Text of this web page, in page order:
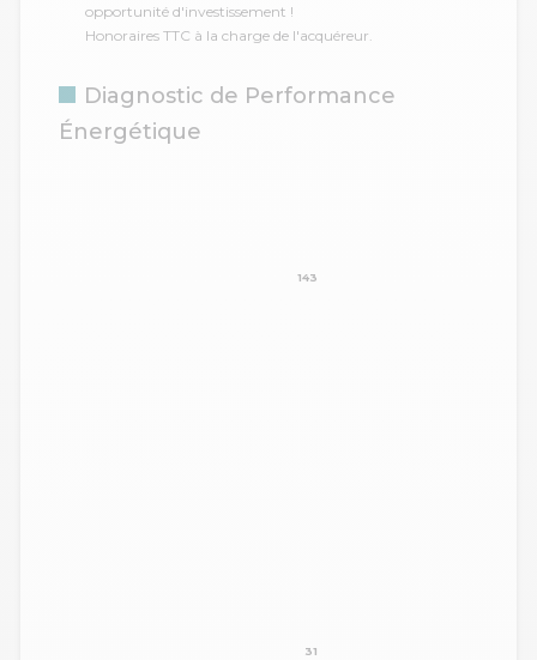
opportunité d'investissement !
Honoraires TTC à la charge de l'acquéreur.
Diagnostic de Performance
Énergétique
143
31